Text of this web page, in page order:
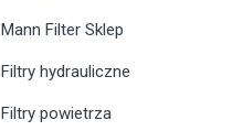
Mann Filter Sklep
Filtry hydrauliczne
Filtry powietrza